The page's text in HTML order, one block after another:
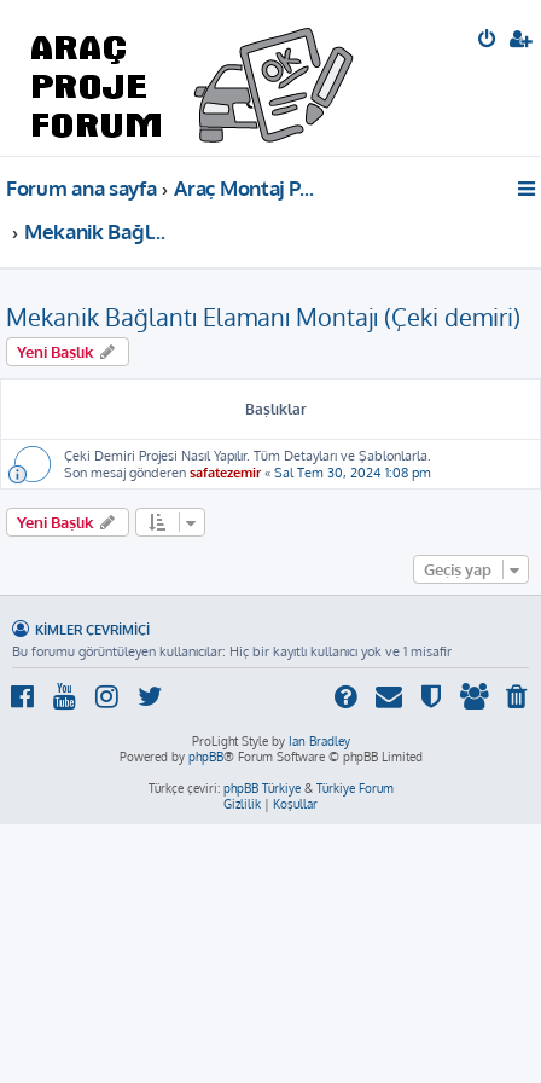
Forum ana sayfa
Araç Montaj Projeleri Bilgi Paylaşımı
Mekanik Bağlantı Elamanı Montajı (Çeki demiri)
Mekanik Bağlantı Elamanı Montajı (Çeki demiri)
Yeni Başlık
Başlıklar
Çeki Demiri Projesi Nasıl Yapılır. Tüm Detayları ve Şablonlarla.
Son mesaj gönderen safatezemir« Sal Tem 30, 2024 1:08 pm
Yeni Başlık
Geçiş yap
KIMLER ÇEVRIMIÇI
Bu forumu görüntüleyen kullanıcılar: Hiç bir kayıtlı kullanıcı yok ve 1 misafir
ProLight Style by Ian Bradley
Powered by phpBB® Forum Software © phpBB Limited
Türkçe çeviri: phpBB Türkiye& Türkiye Forum
Gizlilik | Koşullar